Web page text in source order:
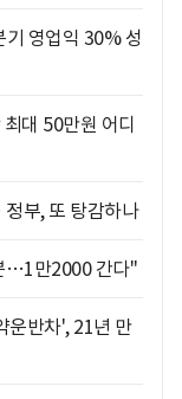
영업익 30% 성
대 50만원 어디
부, 또 탕감하나
…1만2000 간다"
운반차', 21년 만